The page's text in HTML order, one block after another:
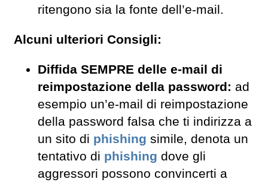
ritengono sia la fonte dell’e-mail.
Alcuni ulteriori Consigli:
Diffida SEMPRE delle e-mail di
reimpostazione della password: ad
esempio un’e-mail di reimpostazione
della password falsa che ti indirizza a
un sito di phishing simile, denota un
tentativo di phishing dove gli
aggressori possono convincerti a